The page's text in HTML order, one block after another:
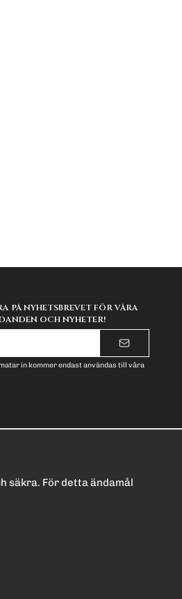
PÅ NYHETSBREVET FÖR VÅRA
OCH NYHETER!
in kommer endast användas till våra
säkra. För detta ändamål